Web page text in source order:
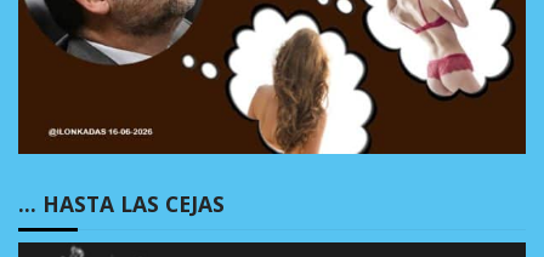
… HASTA LAS CEJAS